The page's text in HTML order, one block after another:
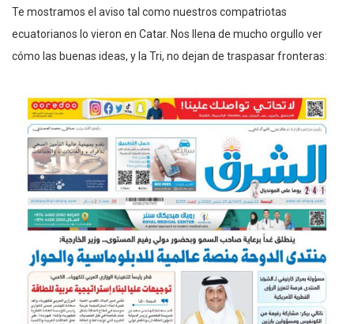
Te mostramos el aviso tal como nuestros compatriotas
ecuatorianos lo vieron en Catar. Nos llena de mucho orgullo ver
cómo las buenas ideas, y la Tri, no dejan de traspasar fronteras: